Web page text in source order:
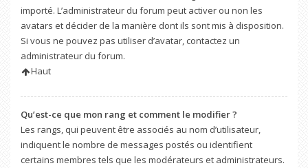
importé. L’administrateur du forum peut activer ou non les
avatars et décider de la manière dont ils sont mis à disposition.
Si vous ne pouvez pas utiliser d’avatar, contactez un
administrateur du forum.
Haut
Qu’est-ce que mon rang et comment le modifier ?
Les rangs, qui peuvent être associés au nom d’utilisateur,
indiquent le nombre de messages postés ou identifient
certains membres tels que les modérateurs et administrateurs.